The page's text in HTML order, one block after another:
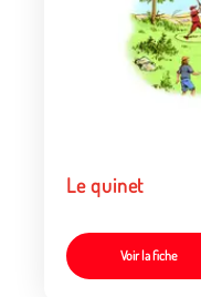
Le quinet
Voir la fiche